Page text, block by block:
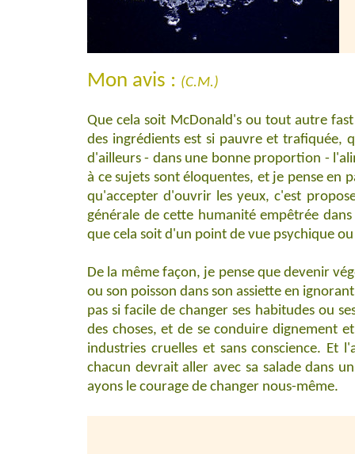
Mon avis : (C.M.)
Que cela soit McDonald's ou tout autre
des ingrédients est si pauvre et trafiquée,
d'ailleurs - dans une bonne proportion -
à ce sujets sont éloquentes, et je pense en
qu'accepter d'ouvrir les yeux, c'est
générale de cette humanité empêtrée
que cela soit d'un point de vue psychique
De la même façon, je pense que devenir
ou son poisson dans son assiette en
pas si facile de changer ses habitudes ou
des choses, et de se conduire dignement
industries cruelles et sans conscience.
chacun devrait aller avec sa salade dans
ayons le courage de changer nous-même.